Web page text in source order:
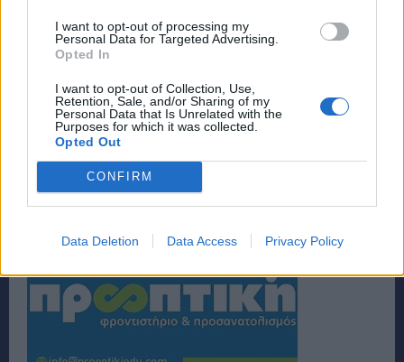
I want to opt-out of processing my
Personal Data for Targeted Advertising.
Opted In
I want to opt-out of Collection, Use,
Retention, Sale, and/or Sharing of my
Personal Data that Is Unrelated with the
Purposes for which it was collected.
Opted Out
CONFIRM
Data Deletion Data Access Privacy Policy